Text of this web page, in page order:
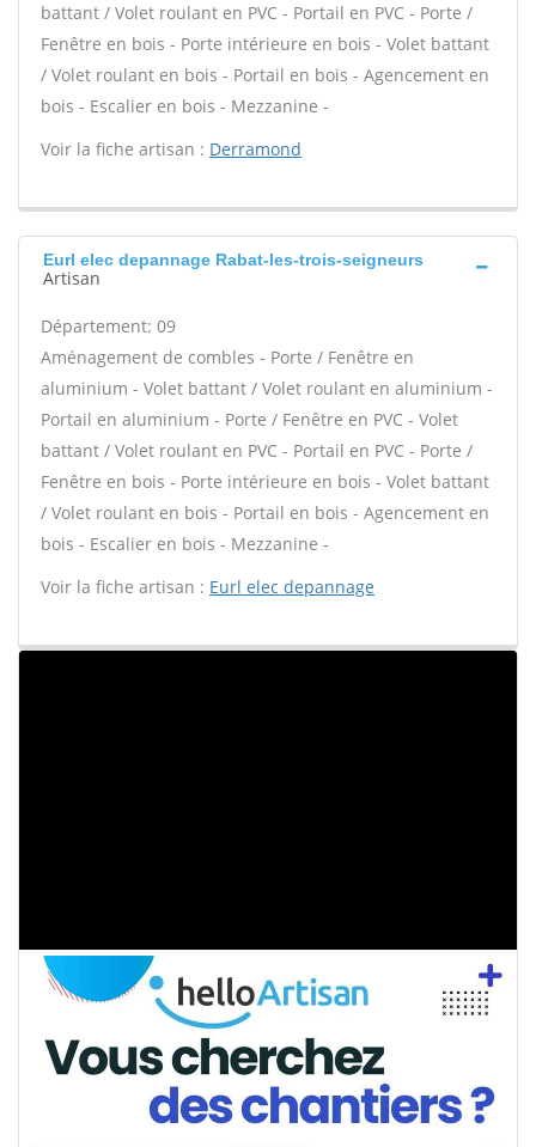
battant / Volet roulant en PVC - Portail en PVC - Porte /
Fenêtre en bois - Porte intérieure en bois - Volet battant
/ Volet roulant en bois - Portail en bois - Agencement en
bois - Escalier en bois - Mezzanine -
Voir la fiche artisan : Derramond
Eurl elec depannage Rabat-les-trois-seigneurs
Artisan
Département: 09
Aménagement de combles - Porte / Fenêtre en
aluminium - Volet battant / Volet roulant en aluminium -
Portail en aluminium - Porte / Fenêtre en PVC - Volet
battant / Volet roulant en PVC - Portail en PVC - Porte /
Fenêtre en bois - Porte intérieure en bois - Volet battant
/ Volet roulant en bois - Portail en bois - Agencement en
bois - Escalier en bois - Mezzanine -
Voir la fiche artisan : Eurl elec depannage